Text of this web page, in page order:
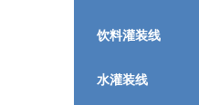
饮料灌装线
水灌装线